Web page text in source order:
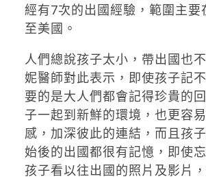
經有7次的出國經驗，範圍主要
至美國。
人們總說孩子太小，帶出國也
妮醫師對此表示，即使孩子記
要的是大人們都會記得珍貴的
子一起到新鮮的環境，也更容
感，加深彼此的連結，而且孩
始後的出國都很有記憶，即使
孩子看以往出國的照片及影片